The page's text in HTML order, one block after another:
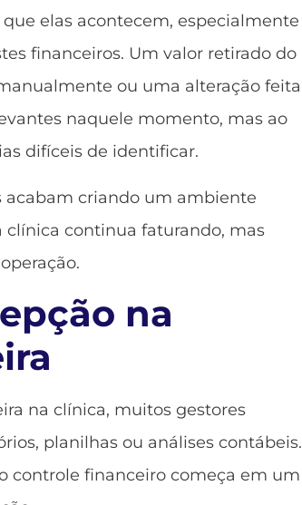
elas acontecem, especialmente
financeiros. Um valor retirado do
ou uma alteração feita
naquele momento, mas ao
difíceis de identificar.
acabam criando um ambiente
clínica continua faturando, mas
na
na clínica, muitos gestores
planilhas ou análises contábeis.
controle financeiro começa em um